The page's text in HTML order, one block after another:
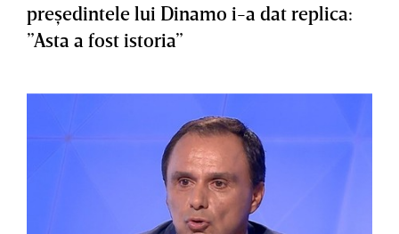
preşedintele lui Dinamo i-a dat replica:
”Asta a fost istoria”